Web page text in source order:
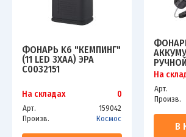
ФОНАРЬ K6 "КЕМПИНГ"
(11 LED 3ХAA) ЭРА
C0032151
На складах 0
Арт.
159042
Произв.
Космос
РУЧНОЙ
5ВТ
LI-ION
ШНУР
На
Арт.
Произв.
В